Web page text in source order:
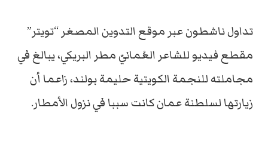
تداول ناشطون عبر موقع التدوين المصغر “تويتر”
مقطع فيديو للشاعر العُمانيّ مطر البريكي، يبالغ في
مجاملته للنجمة الكويتية حليمة بولند، زاعما أن
زيارتها لسلطنة عمان كانت سببا في نزول الأمطار.